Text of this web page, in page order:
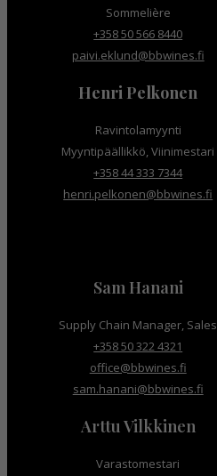
Sommelière
+358 50 566 8440
paivi.eklund@bbwines.fi
Henri Pelkonen
Ravintolamyynti
Myyntipäällikkö, Viinimestari
+358 44 333 7344
henri.pelkonen@bbwines.fi
Sam Hanani
Supply Chain Manager, Sales
+358 50 322 4321
office@bbwines.fi
sam.hanani@bbwines.fi
Arttu Vilkkinen
Varastomestari